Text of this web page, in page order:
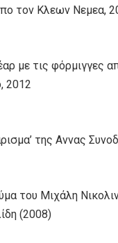
τον Κλεων Νεμεα,
με τις φόρμιγγες
2012
της Αννας
του Μιχάλη
(2008)